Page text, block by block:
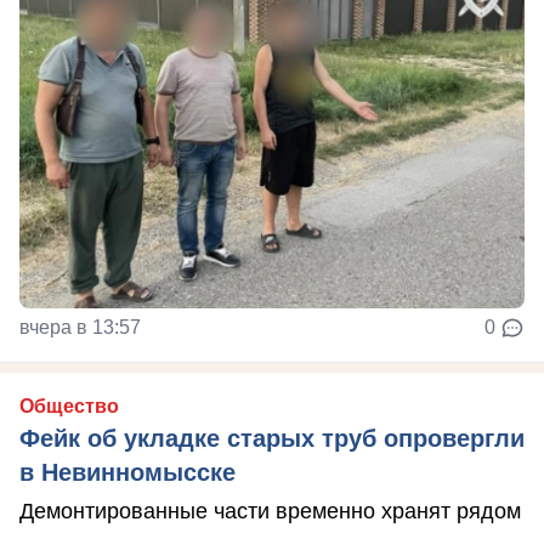
вчера в 13:57 0
Общество
Фейк об укладке старых труб опровергли
в Невинномысске
Демонтированные части временно хранят рядом